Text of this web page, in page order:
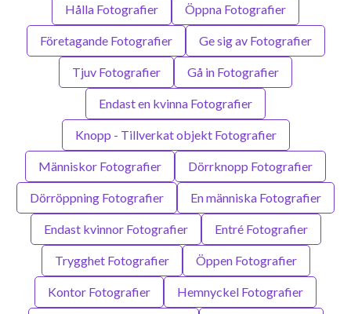
Hålla Fotografier Öppna Fotografier
Företagande Fotografier Ge sig av Fotografier
Tjuv Fotografier Gå in Fotografier
Endast en kvinna Fotografier
Knopp - Tillverkat objekt Fotografier
Människor Fotografier Dörrknopp Fotografier
Dörröppning Fotografier En människa Fotografier
Endast kvinnor Fotografier Entré Fotografier
Trygghet Fotografier Öppen Fotografier
Kontor Fotografier Hemnyckel Fotografier